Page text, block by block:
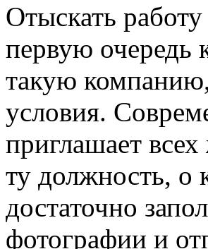
Отыскать
первую очередь
такую
условия.
приглашает
ту должность, о
достаточно
фотографии и